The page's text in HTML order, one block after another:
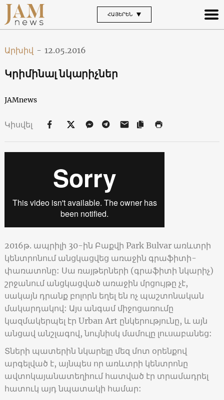
ՀԱՅԵՐԵՆ
Արխիվ - 12.05.2016
Կրիմինալ նկարիչներ
JAMnews
Կիսվել
2016թ. ապրիլի 30-ին Բաքվի Park Bulvar առևտրի
կենտրոնում անցկացվեց առաջին գրաֆիտի-
փառատոնը: Սա ռայթերների (գրաֆիտի նկարիչ)
շրջանում անցկացված առաջին մրցույթը չէ,
սակայն դրանք բոլորն եղել են ոչ պաշտոնական
մակարդակով: Այս անգամ միջոցառումը
կազմակերպել էր Urban Art ընկերությունը, և այն
անցավ անշլագով, նույնիսկ մամուլը լուսաբանեց:
Տների պատերին նկարելը մեզ մոտ օրենքով
արգելված է, այնպես որ առևտրի կենտրոնը
ավտոկայանատեղիում հատված էր տրամադրել
հատուկ այդ նպատակի համար: